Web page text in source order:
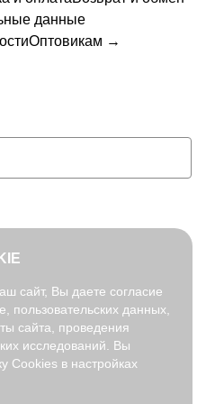
данные
Оптовикам →
рекомендательные
(но не ограничиваясь)
сайт, Вы даете согласие
пользовательских данных,
сайта, проведения
исследований. Вы
Cookies в настройках